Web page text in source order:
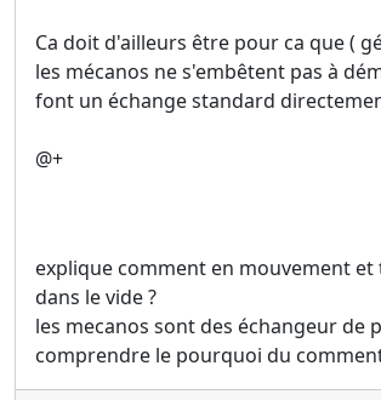
Ca doit d'ailleurs être pour ca que (
les mécanos ne s'embêtent pas à
font un échange standard
@+
explique comment en mouvement
dans le vide ?
les mecanos sont des échangeur de
comprendre le pourquoi du